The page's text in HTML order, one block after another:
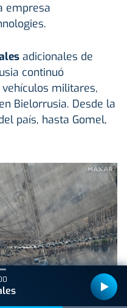
empresa
adicionales de
continuó
militares,
Bielorrusia. Desde la
país, hasta Gomel,